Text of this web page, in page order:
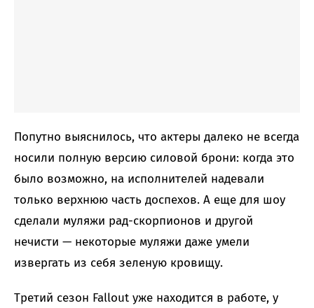
Попутно выяснилось, что актеры далеко не всегда
носили полную версию силовой брони: когда это
было возможно, на исполнителей надевали
только верхнюю часть доспехов. А еще для шоу
сделали муляжи рад-скорпионов и другой
нечисти — некоторые муляжи даже умели
извергать из себя зеленую кровищу.
Третий сезон Fallout уже находится в работе, у